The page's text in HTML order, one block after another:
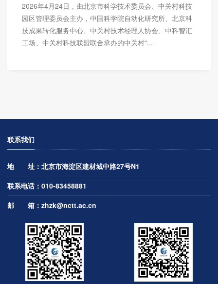
2026年4月24日，由北京市科学技术委员会、中关村科技
园区管理委员会主办，中国科学院自动化研究所、北京科
技成果转化服务中心、中关村技术经理人协会、中科智汇
工场、中关村科技联盟联合承办的中关村“...
联系我们
地 址：北京市海淀区建材城中路27号N1
联系电话：010-83458881
邮 箱： zhzk@nctt.ac.cn